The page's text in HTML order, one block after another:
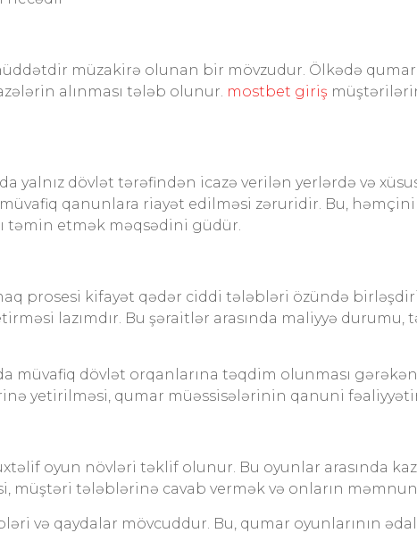
müzakirə olunan bir mövzudur. Ölkədə
alınması tələb olunur. mostbet giriş
yalnız dövlət tərəfindən icazə verilən yerlərdə və
qanunlara riayət edilməsi zəruridir. Bu,
təmin etmək məqsədini güdür.
prosesi kifayət qədər ciddi tələbləri özündə
lazımdır. Bu şəraitlər arasında maliyyə
müvafiq dövlət orqanlarına təqdim olunması
yetirilməsi, qumar müəssisələrinin qanuni
oyun növləri təklif olunur. Bu oyunlar arasında
müştəri tələblərinə cavab vermək və onların
və qaydalar mövcuddur. Bu, qumar oyunlarının